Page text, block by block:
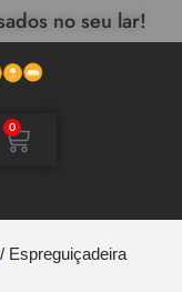
no seu lar!
0
/ Espreguiçadeira